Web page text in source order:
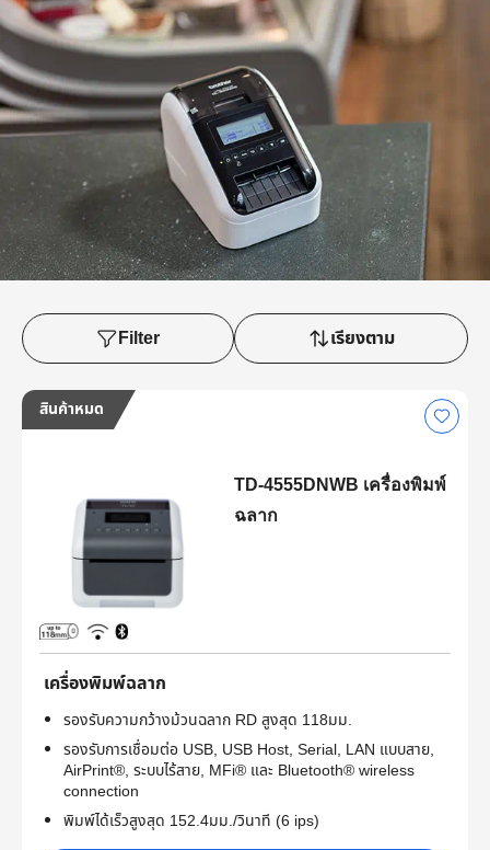
Filter เรียงตาม
สินค้าหมด
TD-4555DNWB เครื่องพิมพ์
ฉลาก
เครื่องพิมพ์ฉลาก
รองรับความกว้างม้วนฉลาก RD สูงสุด 118มม.
รองรับการเชื่อมต่อ USB, USB Host, Serial, LAN แบบสาย,
AirPrint®, ระบบไร้สาย, MFi® และ Bluetooth® wireless
connection
พิมพ์ได้เร็วสูงสุด 152.4มม./วินาที (6 ips)